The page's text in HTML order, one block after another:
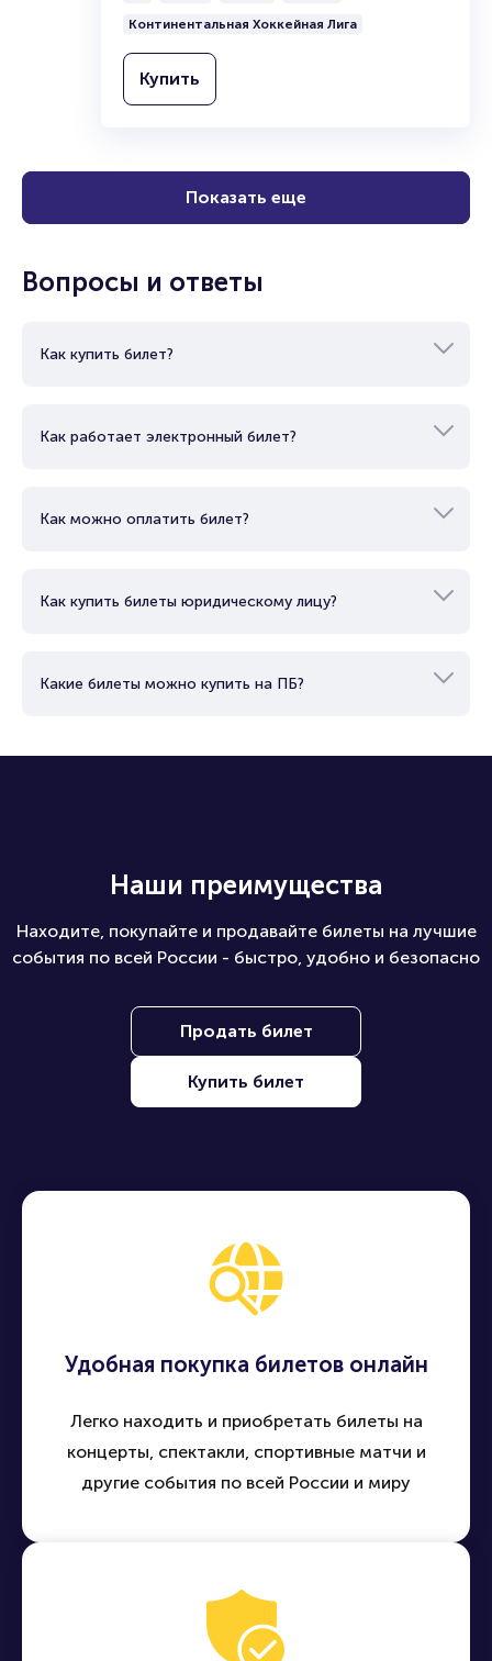
Континентальная Хоккейная Лига
Купить
Показать еще
Вопросы и ответы
Как купить билет?
Как работает электронный билет?
Как можно оплатить билет?
Как купить билеты юридическому лицу?
Какие билеты можно купить на ПБ?
Наши преимущества
Находите, покупайте и продавайте билеты на лучшие
события по всей России - быстро, удобно и безопасно
Продать билет
Купить билет
Удобная покупка билетов онлайн
Легко находить и приобретать билеты на
концерты, спектакли, спортивные матчи и
другие события по всей России и миру